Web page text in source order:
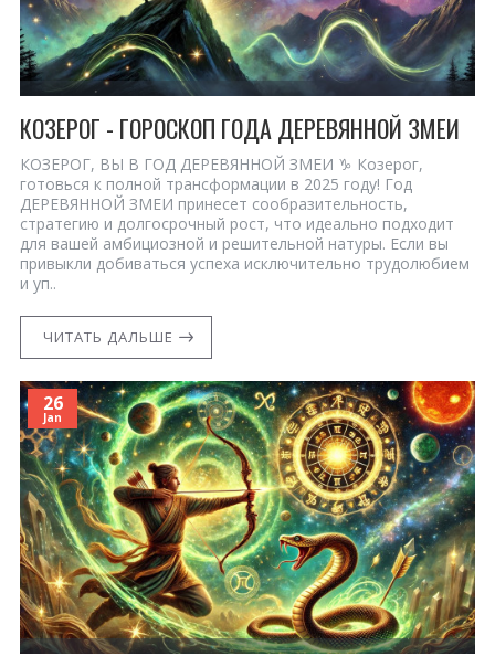
КОЗЕРОГ - ГОРОСКОП ГОДА ДЕРЕВЯННОЙ ЗМЕИ
КОЗЕРОГ, ВЫ В ГОД ДЕРЕВЯННОЙ ЗМЕИ ♑ Козерог,
готовься к полной трансформации в 2025 году! Год
ДЕРЕВЯННОЙ ЗМЕИ принесет сообразительность,
стратегию и долгосрочный рост, что идеально подходит
для вашей амбициозной и решительной натуры. Если вы
привыкли добиваться успеха исключительно трудолюбием
и уп..
ЧИТАТЬ ДАЛЬШЕ
26
Jan